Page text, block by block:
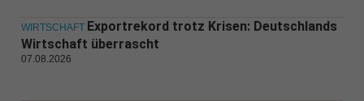
WIRTSCHAFT Exportrekord trotz Krisen: Deutschlands
Wirtschaft überrascht
07.08.2026